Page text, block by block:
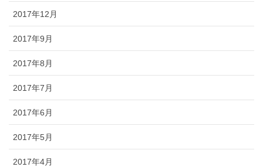
2017年12月
2017年9月
2017年8月
2017年7月
2017年6月
2017年5月
2017年4月